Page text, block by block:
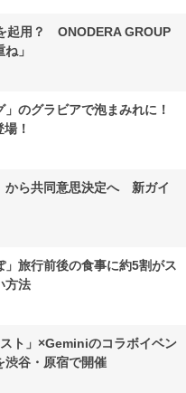
起用？ ONODERA GROUP
」
のグラビアで泡まみれに！
！
から共同意思決定へ 新ガイ
」旅行前後の食事に約5割がス
方法
ト」×Geminiのコラボイベン
渋谷・原宿で開催